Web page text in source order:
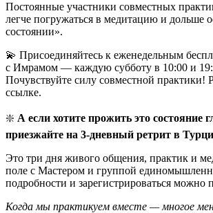
Постоянные участники совместных
легче погружаться в медитацию и дольше
состоянии».
💫 Присоединяйтесь к еженедельным
с Имрамом — каждую субботу в 10:00 и
Почувствуйте силу совместной практики!
ссылке.
❇️ А если хотите прожить это состояние
приезжайте на 3-дневный ретрит в
Это три дня живого общения, практик и
поле с Мастером и группой
подробности и зарегистрироваться можно
Когда мы практикуем вместе — многое